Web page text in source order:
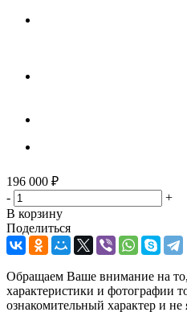
196 000 ₽
-
+
В корзину
Поделиться
Обращаем Ваше внимание на
характеристики и фотографии
ознакомительный характер и